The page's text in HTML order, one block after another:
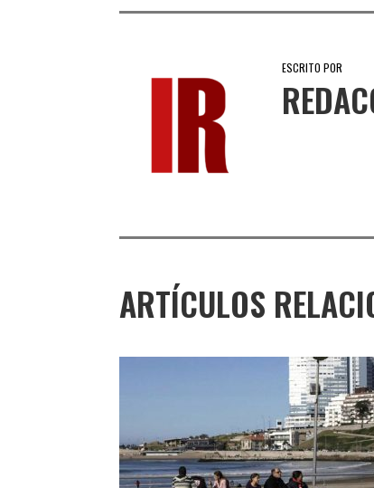
ESCRITO POR
ARTÍCULOS